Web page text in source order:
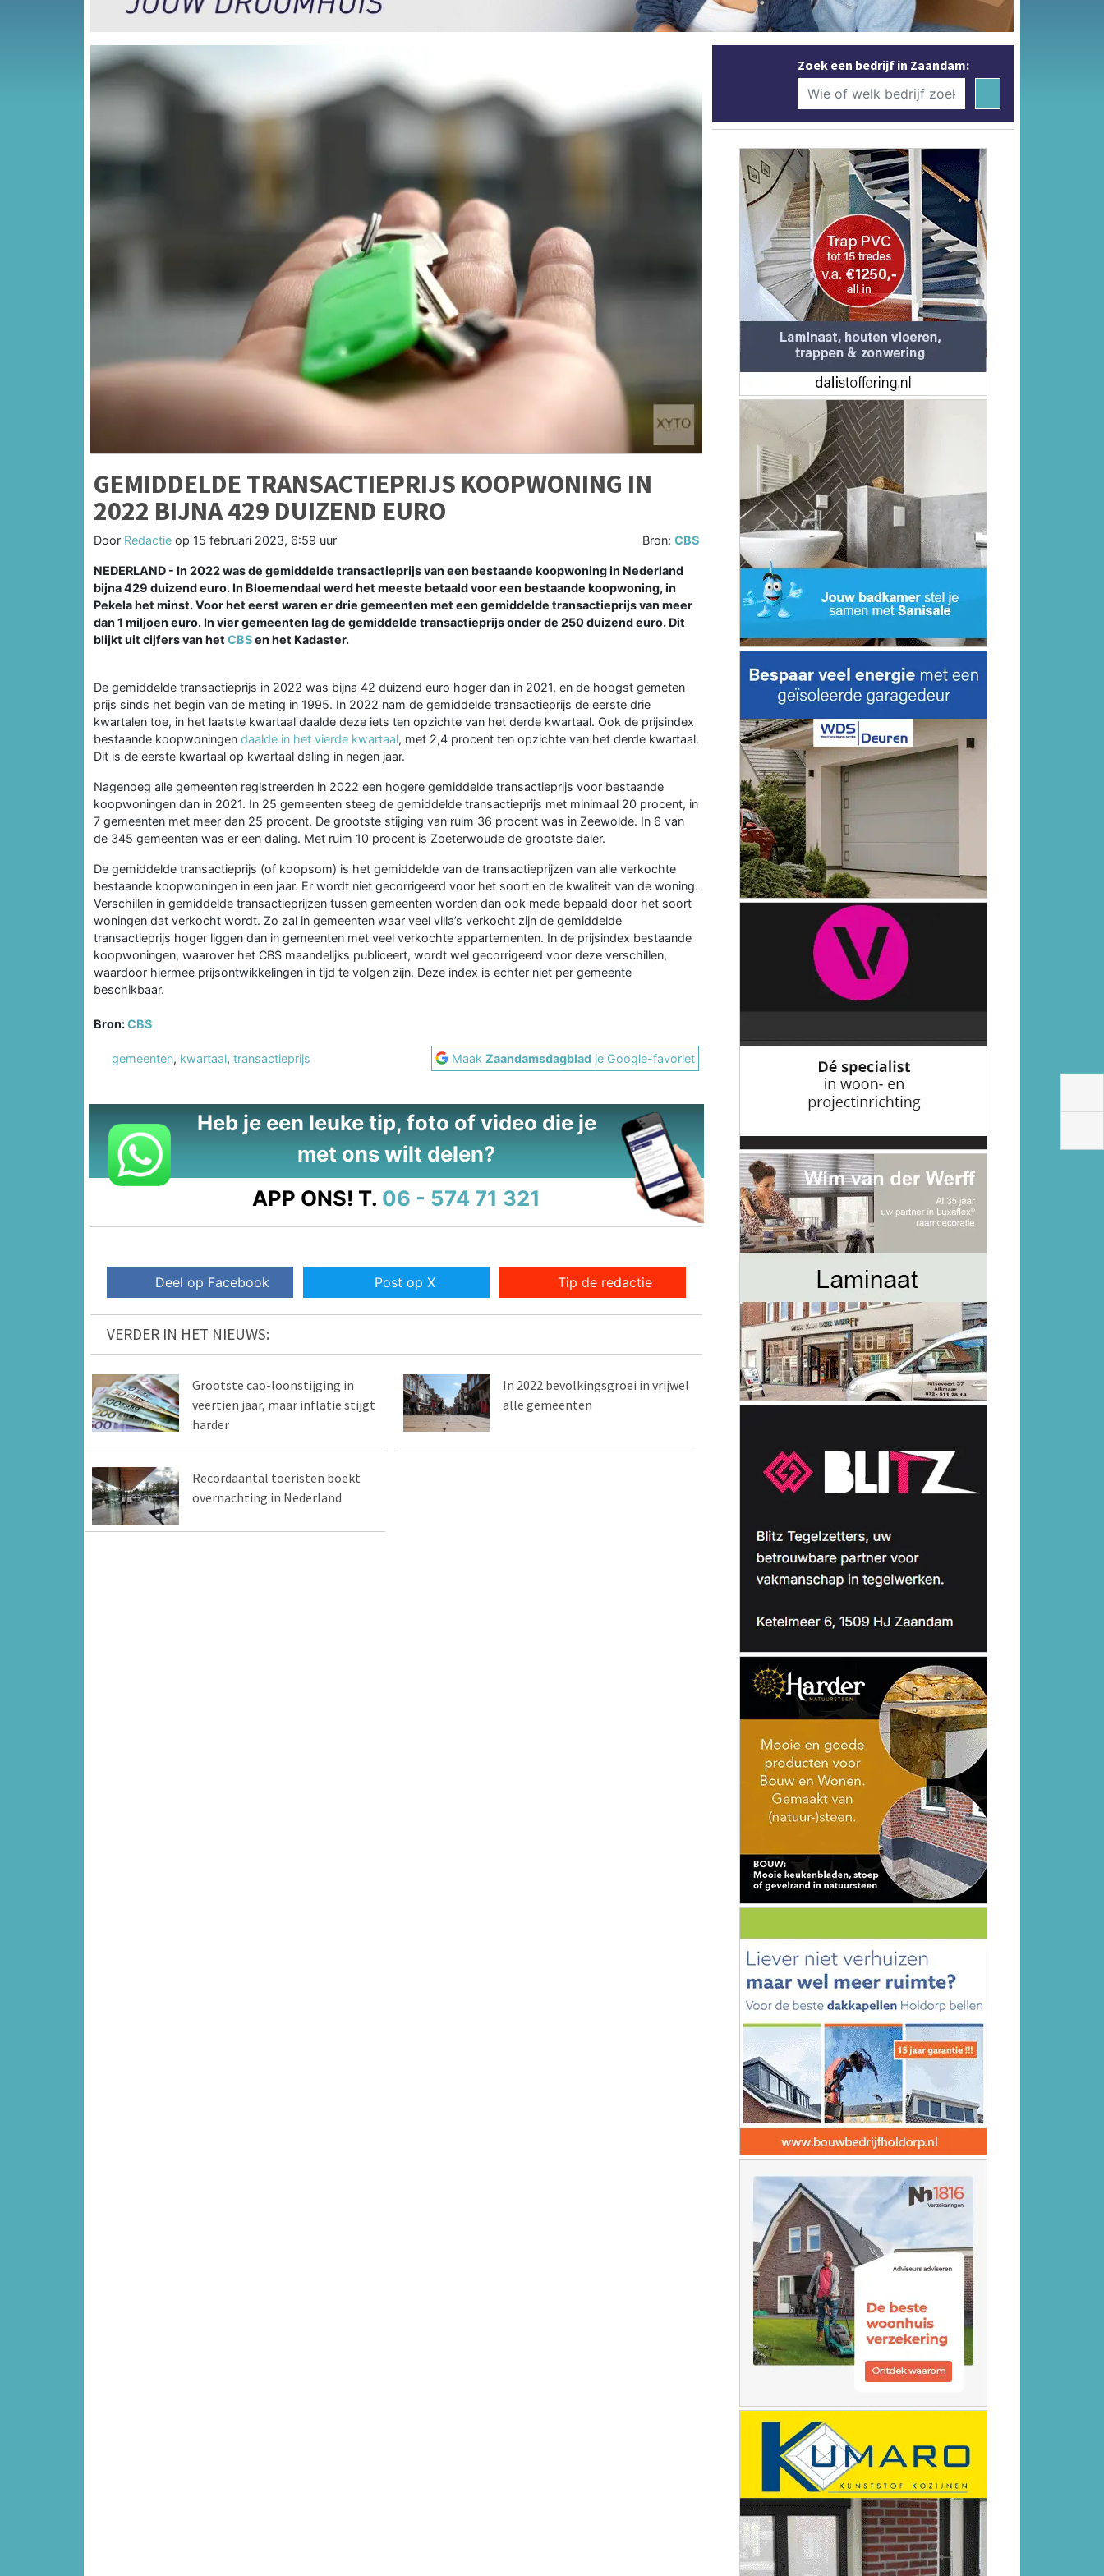
GEMIDDELDE TRANSACTIEPRIJS KOOPWONING IN
2022 BIJNA 429 DUIZEND EURO
Door Redactie op 15 februari 2023, 6:59 uur Bron:CBS
NEDERLAND - In 2022 was de gemiddelde transactieprijs van een bestaande koopwoning in Nederland
bijna 429 duizend euro. In Bloemendaal werd het meeste betaald voor een bestaande koopwoning, in
Pekela het minst. Voor het eerst waren er drie gemeenten met een gemiddelde transactieprijs van meer
dan 1 miljoen euro. In vier gemeenten lag de gemiddelde transactieprijs onder de 250 duizend euro. Dit
blijkt uit cijfers van het CBSen het Kadaster.
De gemiddelde transactieprijs in 2022 was bijna 42 duizend euro hoger dan in 2021, en de hoogst gemeten
prijs sinds het begin van de meting in 1995. In 2022 nam de gemiddelde transactieprijs de eerste drie
kwartalen toe, in het laatste kwartaal daalde deze iets ten opzichte van het derde kwartaal. Ook de prijsindex
bestaande koopwoningen daalde in het vierde kwartaal, met 2,4 procent ten opzichte van het derde kwartaal.
Dit is de eerste kwartaal op kwartaal daling in negen jaar.
Nagenoeg alle gemeenten registreerden in 2022 een hogere gemiddelde transactieprijs voor bestaande
koopwoningen dan in 2021. In 25 gemeenten steeg de gemiddelde transactieprijs met minimaal 20 procent, in
7 gemeenten met meer dan 25 procent. De grootste stijging van ruim 36 procent was in Zeewolde. In 6 van
de 345 gemeenten was er een daling. Met ruim 10 procent is Zoeterwoude de grootste daler.
De gemiddelde transactieprijs (of koopsom) is het gemiddelde van de transactieprijzen van alle verkochte
bestaande koopwoningen in een jaar. Er wordt niet gecorrigeerd voor het soort en de kwaliteit van de woning.
Verschillen in gemiddelde transactieprijzen tussen gemeenten worden dan ook mede bepaald door het soort
woningen dat verkocht wordt. Zo zal in gemeenten waar veel villa’s verkocht zijn de gemiddelde
transactieprijs hoger liggen dan in gemeenten met veel verkochte appartementen. In de prijsindex bestaande
koopwoningen, waarover het CBS maandelijks publiceert, wordt wel gecorrigeerd voor deze verschillen,
waardoor hiermee prijsontwikkelingen in tijd te volgen zijn. Deze index is echter niet per gemeente
beschikbaar.
Bron:CBS
gemeenten, kwartaal, transactieprijs MaakZaandamsdagblad je Google-favoriet
Heb je een leuke tip, foto of video die je
met ons wilt delen?
APP ONS! T. 06 - 574 71 321
Deel op Facebook Post op X Tip de redactie
VERDER IN HET NIEUWS:
Grootste cao-loonstijging in
veertien jaar, maar inflatie stijgt
harder
In 2022 bevolkingsgroei in vrijwel
alle gemeenten
Recordaantal toeristen boekt
overnachting in Nederland
Zoek een bedrijf in Zaandam: